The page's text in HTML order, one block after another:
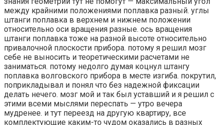
между крайними положениями поплавка разный. углы
штанги поплавка в верхнем и нижнем положении
относительно оси вращения разные. ось вращения
штанги поплавка тоже на разной высоте относительно
привалочной плоскости прибора. потому я решил мозг
себе не выносить и теоретическими расчетами не
заниматься. потому недолго думая коцнул штангу
поплавка волговского прибора в месте изгиба. покрутил,
поприкладывал и понял что без надежной фиксации
делать нечего. мозг мой и так был уставший и я решил с
этими всеми мыслями переспать — утро вечера
мудренее. и тут переезд на другую квартиру, все
комплектующие каким-то чудом оказались в разных